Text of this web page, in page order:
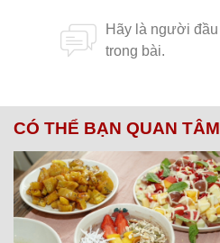
CÓ THỂ BẠN QUAN TÂM